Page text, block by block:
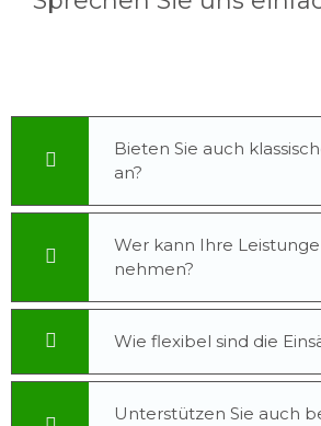
Bieten Sie auch
an?
Wer kann Ihre
nehmen?
Wie flexibel sind die
Unterstützen Sie auch